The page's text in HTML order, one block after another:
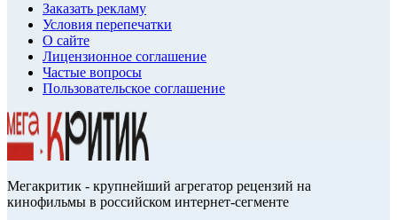
Заказать рекламу
Условия перепечатки
О сайте
Лицензионное соглашение
Частые вопросы
Пользовательское соглашение
Мегакритик - крупнейший агрегатор рецензий на
кинофильмы в российском интернет-сегменте